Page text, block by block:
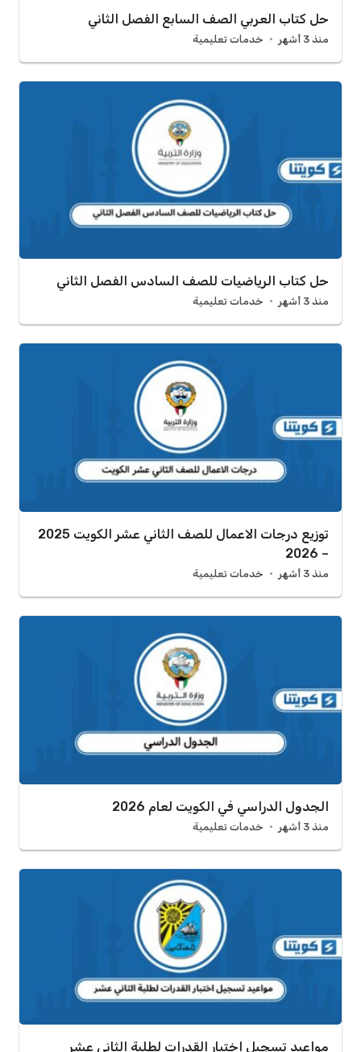
حل كتاب العربي الصف السابع الفصل الثاني
منذ 3 أشهر خدمات تعليمية
حل كتاب الرياضيات للصف السادس الفصل الثاني
منذ 3 أشهر خدمات تعليمية
توزيع درجات الاعمال للصف الثاني عشر الكويت 2025
– 2026
منذ 3 أشهر خدمات تعليمية
الجدول الدراسي في الكويت لعام 2026
منذ 3 أشهر خدمات تعليمية
مواعيد تسجيل اختبار القدرات لطلبة الثاني عشر